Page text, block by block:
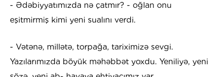
- Ədəbiyyatımızda nə çatmır? - oğlan onu
eşitmirmiş kimi yeni sualını verdi.
- Vətənə, millətə, torpağa, tariximizə sevgi.
Yazılarımızda böyük məhəbbət yoxdu. Yeniliyə, yeni